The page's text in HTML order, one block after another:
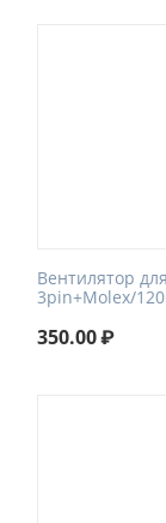
Вентилятор
3pin+Molex/
350.00₽